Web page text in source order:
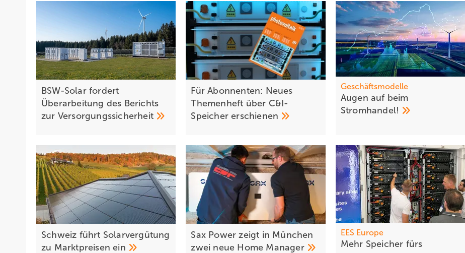
BSW-Solar fordert
Überarbeitung des Berichts
zur Versorgungssicherheit
Für Abonnenten: Neues
Themenheft über C&I-
Speichererschienen
Geschäftsmodelle
Augen auf bei m
Stromhandel!
Schweiz führt Solarvergütung
zu Marktpreisenein
Sax Power zeigt in München
zwei neue Home Manager
EES Europe
Mehr Speicher fürs